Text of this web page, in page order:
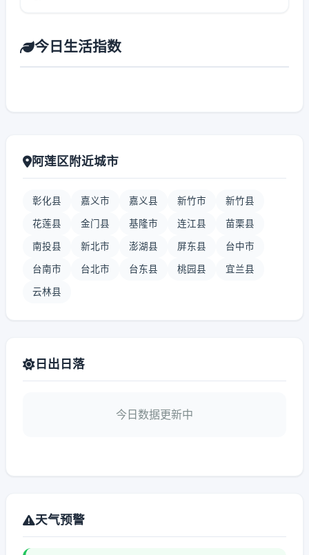
今日生活指数
阿莲区附近城市
彰化县 嘉义市 嘉义县 新竹市 新竹县
花莲县 金门县 基隆市 连江县 苗栗县
南投县 新北市 澎湖县 屏东县 台中市
台南市 台北市 台东县 桃园县 宜兰县
云林县
日出日落
今日数据更新中
天气预警